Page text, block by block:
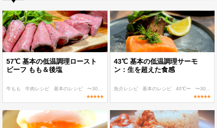
57℃ 基本の低温調理ロースト
ビーフ もも＆後塩
牛もも 牛肉レシピ 基本のレシピ 〜300 kcal 〜400 kcal
43℃ 基本の低温調理サーモ
ン：生を超えた食感
魚介レシピ 基本のレシピ 40℃〜 〜300 kcal